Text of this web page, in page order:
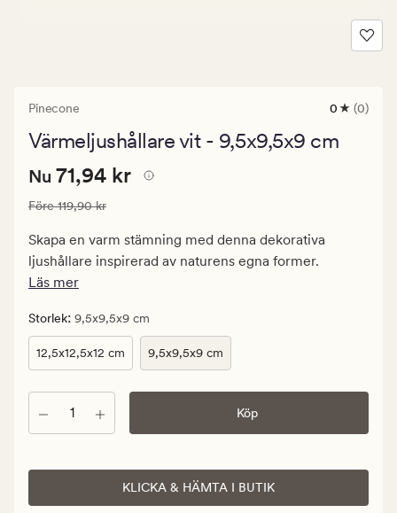
Pinecone
0
med
0 (0)
Värmeljushållare vit - 9,5x9,5x9 cm
Nuvarande
71,94
kr.
Ordinarie
pris
kr
Nuvarande pris
Nu 71,94 kr
Ordinarie pris 119,90 kr
Före119,90 kr
Skapa en varm stämning med denna dekorativa
ljushållare inspirerad av naturens egna former.
Läs mer
Storlek: 9,5x9,5x9 cm
12,5x12,5x12 cm 9,5x9,5x9 cm
Antal Köp
KLICKA & HÄMTA I BUTIK